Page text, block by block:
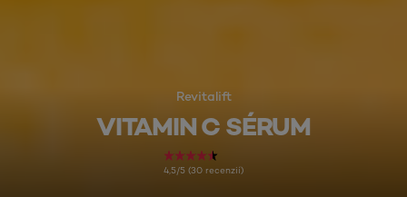
Revitalift
VITAMIN C SÉRUM
4,5/5 (30 recenzií)